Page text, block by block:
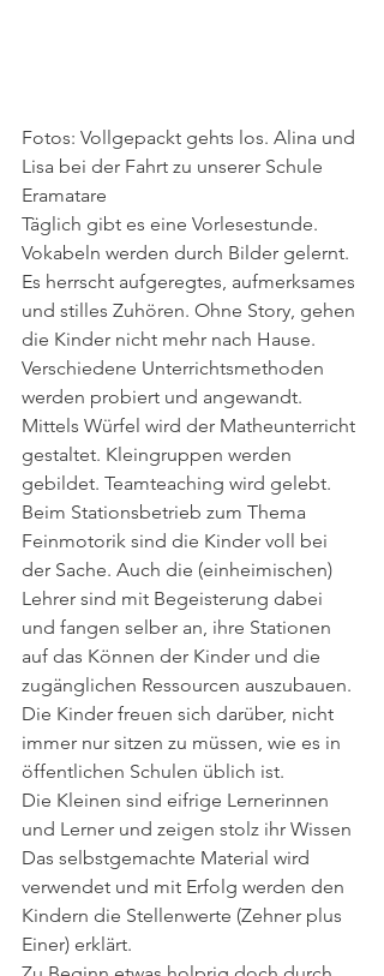
Fotos: Vollgepackt gehts los. Alina und
Lisa bei der Fahrt zu unserer Schule
Eramatare
Täglich gibt es eine Vorlesestunde.
Vokabeln werden durch Bilder gelernt.
Es herrscht aufgeregtes, aufmerksames
und stilles Zuhören. Ohne Story, gehen
die Kinder nicht mehr nach Hause.
Verschiedene Unterrichtsmethoden
werden probiert und angewandt.
Mittels Würfel wird der Matheunterricht
gestaltet. Kleingruppen werden
gebildet. Teamteaching wird gelebt.
Beim Stationsbetrieb zum Thema
Feinmotorik sind die Kinder voll bei
der Sache. Auch die (einheimischen)
Lehrer sind mit Begeisterung dabei
und fangen selber an, ihre Stationen
auf das Können der Kinder und die
zugänglichen Ressourcen auszubauen.
Die Kinder freuen sich darüber, nicht
immer nur sitzen zu müssen, wie es in
öffentlichen Schulen üblich ist.
Die Kleinen sind eifrige Lernerinnen
und Lerner und zeigen stolz ihr Wissen
Das selbstgemachte Material wird
verwendet und mit Erfolg werden den
Kindern die Stellenwerte (Zehner plus
Einer) erklärt.